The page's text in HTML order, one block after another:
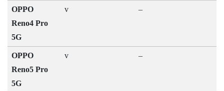
OPPO
Reno4 Pro
5G
v –
OPPO
Reno5 Pro
5G
v –